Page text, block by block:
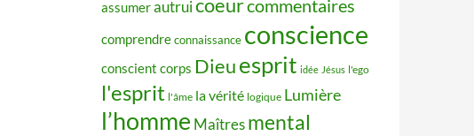
assumerautruicoeurcommentaires
comprendreconnaissance conscience
conscient corps Dieuesprit idée Jésus l'ego
l'esprit l'âme la vérité logique Lumière
l’homme Maîtres mental